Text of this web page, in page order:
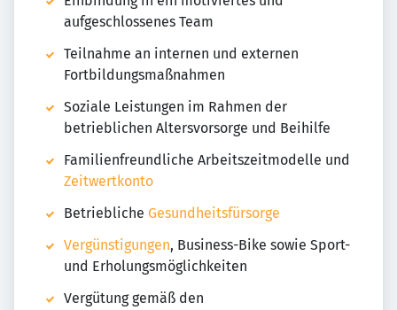
aufgeschlossenes Team
Teilnahme an internen und externen
Fortbildungsmaßnahmen
Soziale Leistungen im Rahmen der
betrieblichen Altersvorsorge und Beihilfe
Familienfreundliche Arbeitszeitmodelle und
Zeitwertkonto
Betriebliche Gesundheitsfürsorge
Vergünstigungen, Business-Bike sowie Sport-
und Erholungsmöglichkeiten
Vergütung gemäß den